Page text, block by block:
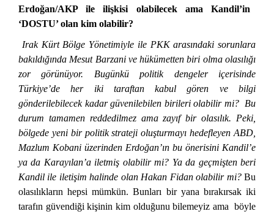
Erdoğan/AKP ile ilişkisi olabilecek ama Kandil’in
‘DOSTU’ olan kim olabilir?
Irak Kürt Bölge Yönetimiyle ile PKK arasındaki sorunlara
bakıldığında Mesut Barzani ve hükümetten biri olma olasılığı
zor görünüyor. Bugünkü politik dengeler içerisinde
Türkiye’de her iki taraftan kabul gören ve bilgi
gönderilebilecek kadar güvenilebilen birileri olabilir mi? Bu
durum tamamen reddedilmez ama zayıf bir olasılık. Peki,
bölgede yeni bir politik strateji oluşturmayı hedefleyen ABD,
Mazlum Kobani üzerinden Erdoğan’ın bu önerisini Kandil’e
ya da Karayılan’a iletmiş olabilir mi? Ya da geçmişten beri
Kandil ile iletişim halinde olan Hakan Fidan olabilir mi?Bu
olasılıkların hepsi mümkün. Bunları bir yana bırakırsak iki
tarafın güvendiği kişinin kim olduğunu bilemeyiz ama böyle